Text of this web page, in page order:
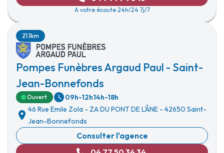
A votre écoute 24h/24 7j/7
Pompes Funèbres Argaud Paul - Saint-
Jean-Bonnefonds
21.1km
Ouvert 09h-12h14h-18h
46 Rue Emile Zola - ZA DU PONT DE L'ÂNE - 42650 Saint-
Jean-Bonnefonds
Consulter l'agence